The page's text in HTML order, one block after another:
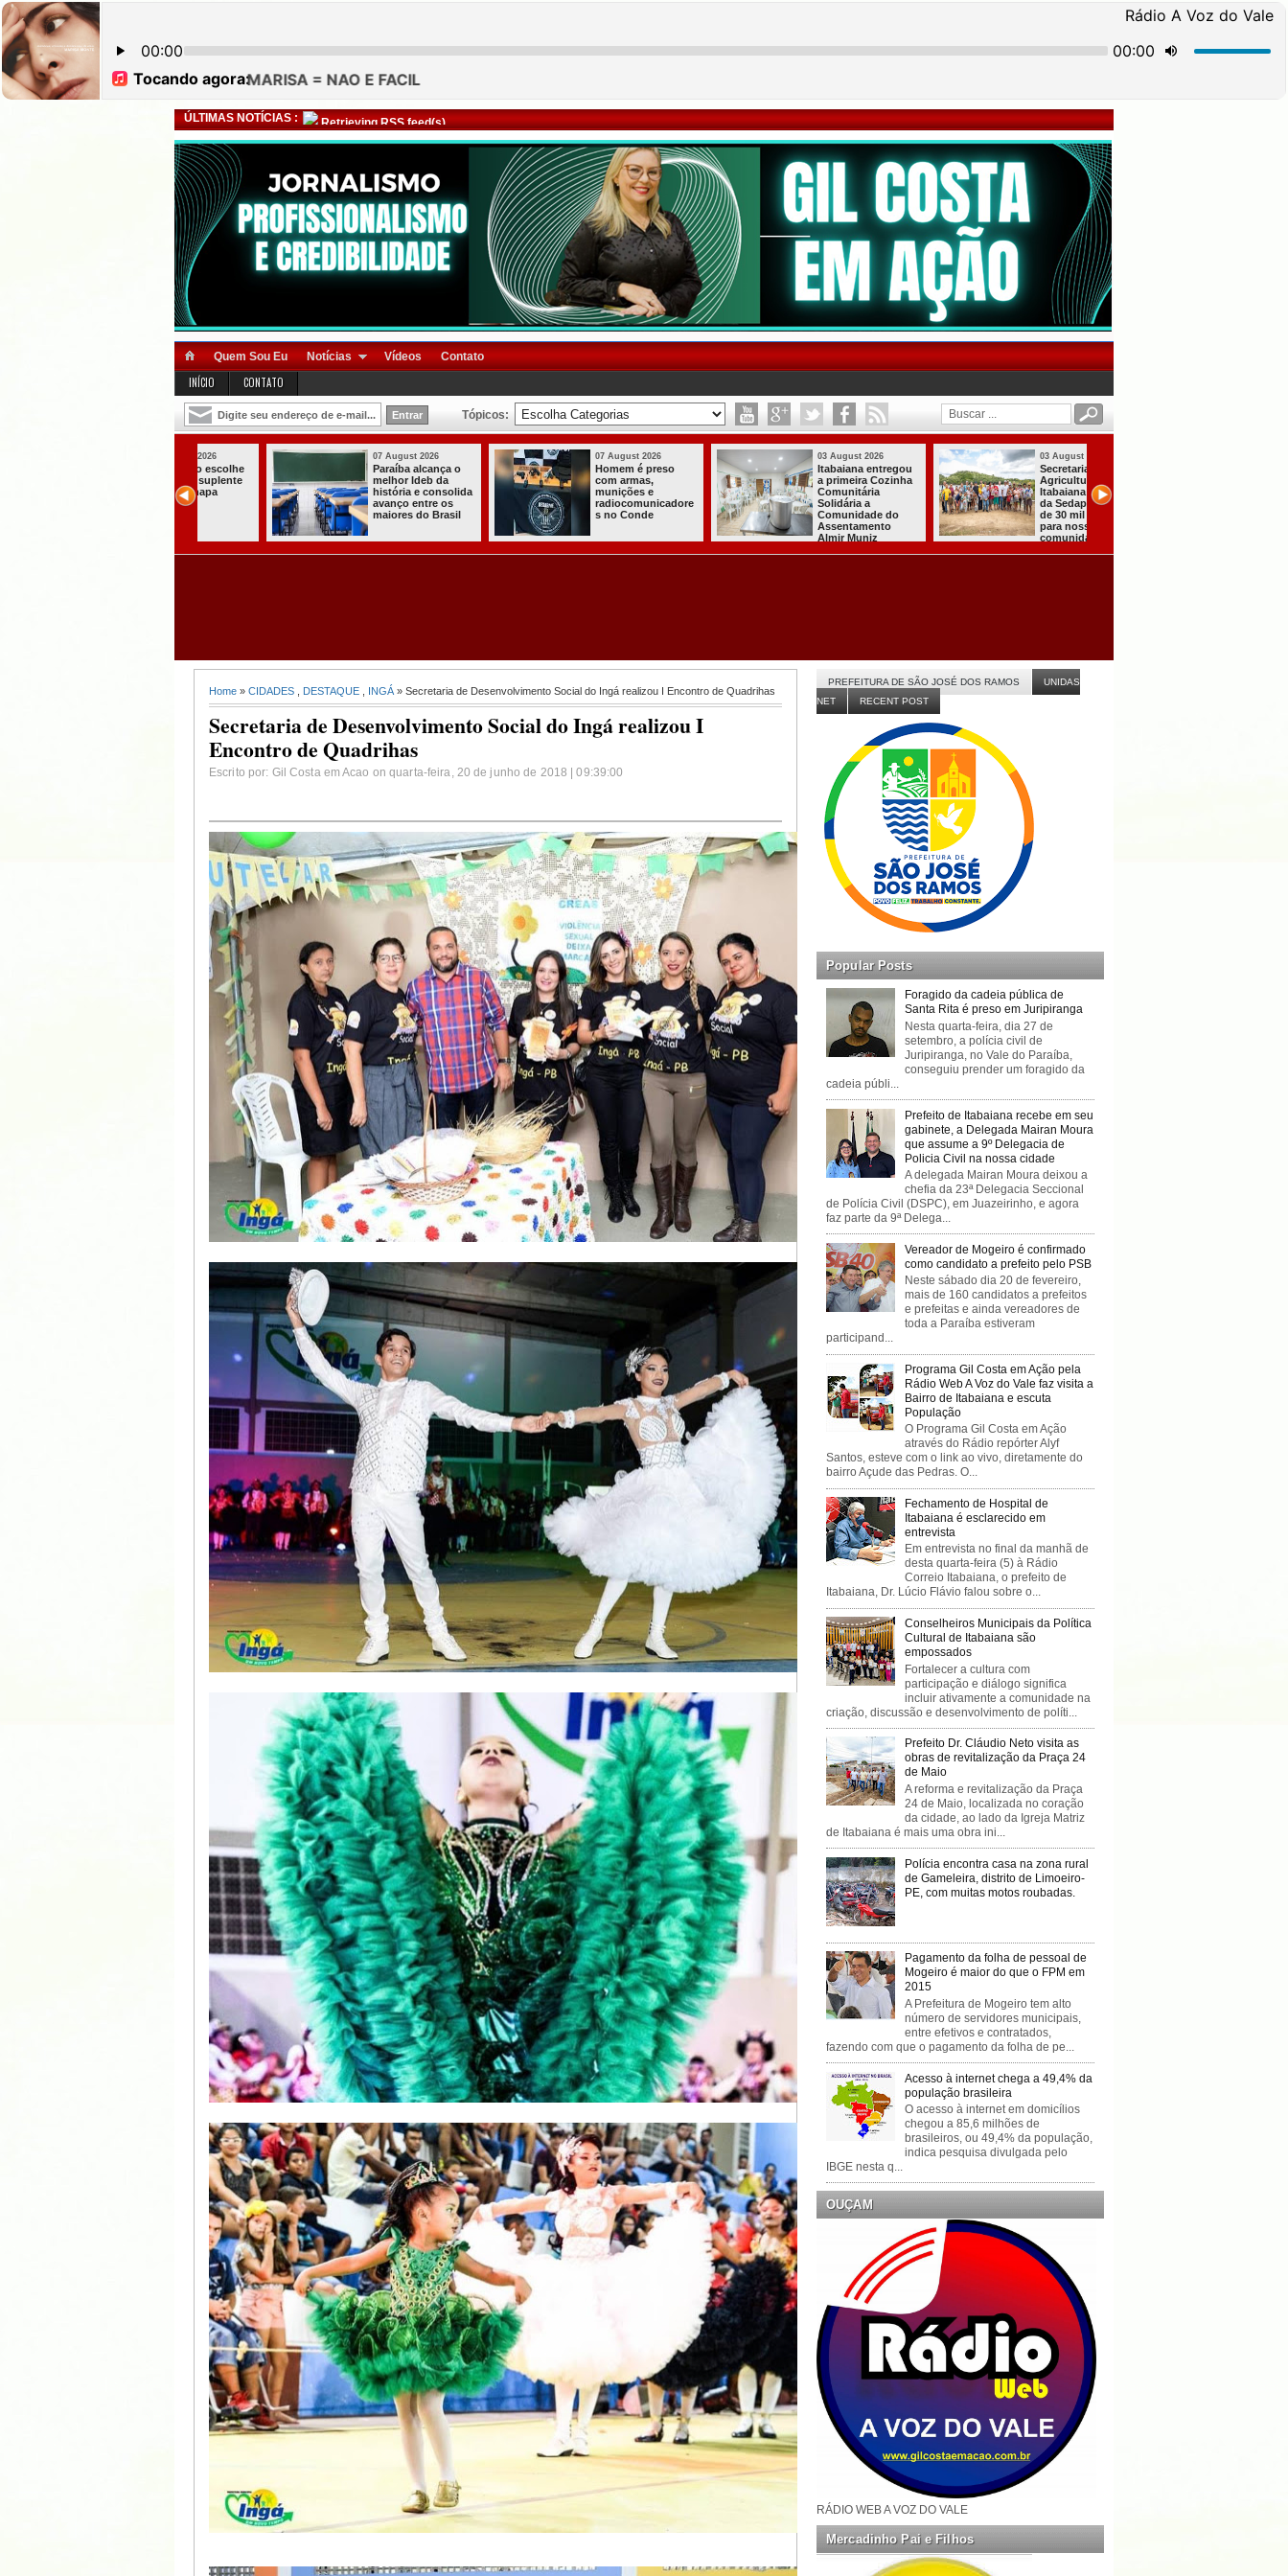
ÚLTIMAS NOTÍCIAS : Retrieving RSS feed(s)
Quem Sou Eu Notícias Vídeos Contato
INÍCIO CONTATO
Tópicos:
história e consolida
07 August 2026
Homem é preso
com armas,
munições e
radiocomunicadore
s no Conde
03 August 2026
Itabaiana entregou
a primeira Cozinha
Comunitária
Solidária a
Comunidade do
Assentamento
Almir Muniz
03 August 2026
Secretaria de
Agricultura de
Itabaiana recebeu
da Sedap-PB cerca
de 30 mil alevinos
para nossas
comunidades rurais
03 August 2026
Mulher em aparente
surto esfaqueia a
própria mãe em
João Pessoa
Home » CIDADES DESTAQUE INGÁ » Secretaria de Desenvolvimento Social do Ingá realizou I Encontro de Quadrihas
Secretaria de Desenvolvimento Social do Ingá realizou I
Encontro de Quadrihas
Escrito por: Gil Costa em Acao on quarta-feira, 20 de junho de 2018 | 09:39:00
PREFEITURA DE SÃO JOSÉ DOS RAMOS
UNIDAS
NET
RECENT POST
Popular Posts
Foragido da cadeia pública de
Santa Rita é preso em Juripiranga
Nesta quarta-feira, dia 27 de
setembro, a polícia civil de
Juripiranga, no Vale do Paraíba,
conseguiu prender um foragido da
cadeia públi...
Prefeito de Itabaiana recebe em seu
gabinete, a Delegada Mairan Moura
que assume a 9º Delegacia de
Policia Civil na nossa cidade
A delegada Mairan Moura deixou a
chefia da 23ª Delegacia Seccional
de Polícia Civil (DSPC), em Juazeirinho, e agora
faz parte da 9ª Delega...
Vereador de Mogeiro é confirmado
como candidato a prefeito pelo PSB
Neste sábado dia 20 de fevereiro,
mais de 160 candidatos a prefeitos
e prefeitas e ainda vereadores de
toda a Paraíba estiveram
participand...
Programa Gil Costa em Ação pela
Rádio Web A Voz do Vale faz visita a
Bairro de Itabaiana e escuta
População
O Programa Gil Costa em Ação
através do Rádio repórter Alyf
Santos, esteve com o link ao vivo, diretamente do
bairro Açude das Pedras. O...
Fechamento de Hospital de
Itabaiana é esclarecido em
entrevista
Em entrevista no final da manhã de
desta quarta-feira (5) à Rádio
Correio Itabaiana, o prefeito de
Itabaiana, Dr. Lúcio Flávio falou sobre o...
Conselheiros Municipais da Política
Cultural de Itabaiana são
empossados
Fortalecer a cultura com
participação e diálogo significa
incluir ativamente a comunidade na
criação, discussão e desenvolvimento de políti...
Prefeito Dr. Cláudio Neto visita as
obras de revitalização da Praça 24
de Maio
A reforma e revitalização da Praça
24 de Maio, localizada no coração
da cidade, ao lado da Igreja Matriz
de Itabaiana é mais uma obra ini...
Polícia encontra casa na zona rural
de Gameleira, distrito de Limoeiro-
PE, com muitas motos roubadas.
Pagamento da folha de pessoal de
Mogeiro é maior do que o FPM em
2015
A Prefeitura de Mogeiro tem alto
número de servidores municipais,
entre efetivos e contratados,
fazendo com que o pagamento da folha de pe...
Acesso à internet chega a 49,4% da
população brasileira
O acesso à internet em domicílios
chegou a 85,6 milhões de
brasileiros, ou 49,4% da população,
indica pesquisa divulgada pelo
IBGE nesta q...
OUÇAM
RÁDIO WEB A VOZ DO VALE
Mercadinho Pai e Filhos